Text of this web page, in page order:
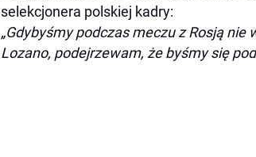
selekcjonera polskiej kadry:
„Gdybyśmy podczas meczu z Rosją
Lozano, podejrzewam, że byśmy się